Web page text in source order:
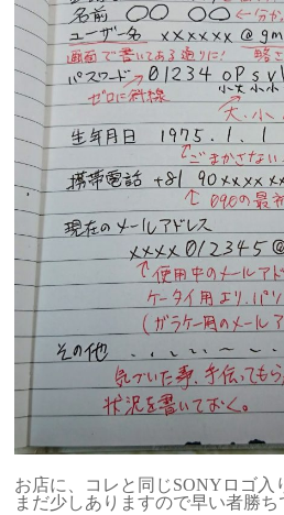
お店に、コレと同じSONYロゴ入
まだ少しありますので早い者勝ち